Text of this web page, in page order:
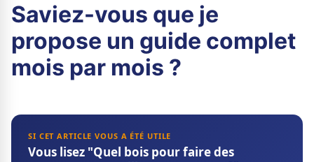
Saviez-vous que je
propose un guide complet
mois par mois ?
SI CET ARTICLE VOUS A ÉTÉ UTILE
Vous lisez "Quel bois pour faire des